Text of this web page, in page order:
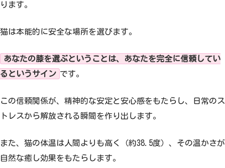
ります。
猫は本能的に安全な場所を選びます。
あなたの膝を選ぶということは、あなたを完全に信頼してい
るというサイン です。
この信頼関係が、精神的な安定と安心感をもたらし、日常のス
トレスから解放される瞬間を作り出します。
また、猫の体温は人間よりも高く（約38.5度）、その温かさが
自然な癒し効果をもたらします。